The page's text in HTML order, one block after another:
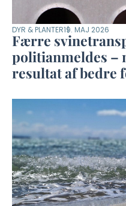
DYR & PLANTER19. MAJ 2026
Færre
politianmeldes –
resultat af bedre